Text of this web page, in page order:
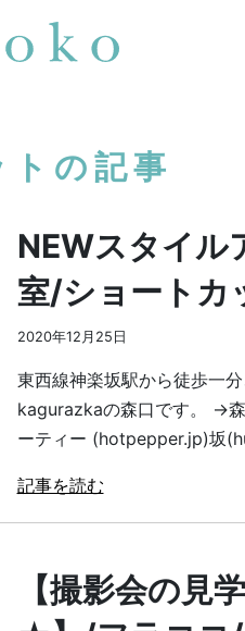
トの記事
NEWスタイル
室/ショートカ
2020年12月25日
東西線神楽坂駅から徒歩一
kagurazkaの森口です。 →
ーティー (hotpepper.jp)坂
記事を読む
【撮影会の見